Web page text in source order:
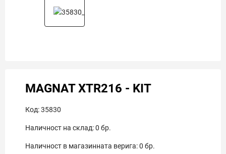
MAGNAT XTR216 - KIT
Код:35830
Наличност на склад:0 бр.
Наличност в магазинната верига:0 бр.